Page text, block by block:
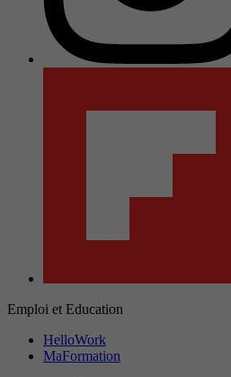
Emploi et Education
HelloWork
MaFormation